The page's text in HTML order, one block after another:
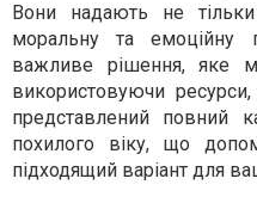
Вони надають не
моральну та емоційну
важливе рішення, яке
використовуючи ресурси,
представлений повний
похилого віку, що
підходящий варіант для